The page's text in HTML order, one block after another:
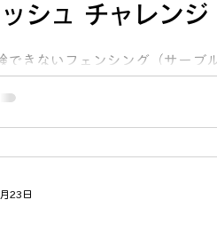
ッシュ チャレン
できないフェンシング（サーブ
ないお子様がチャレンジしまし
ートの佐々木陽菜選手の挑戦状
合の結果はいかに？！ ※感染対
23日